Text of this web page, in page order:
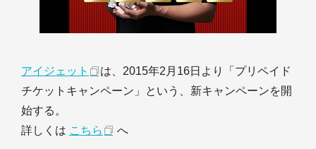
アイジェット
は、2015年2月16日より「プリペイド
チケットキャンペーン」という、新キャンペーンを開
始する。
詳しくは こちら へ